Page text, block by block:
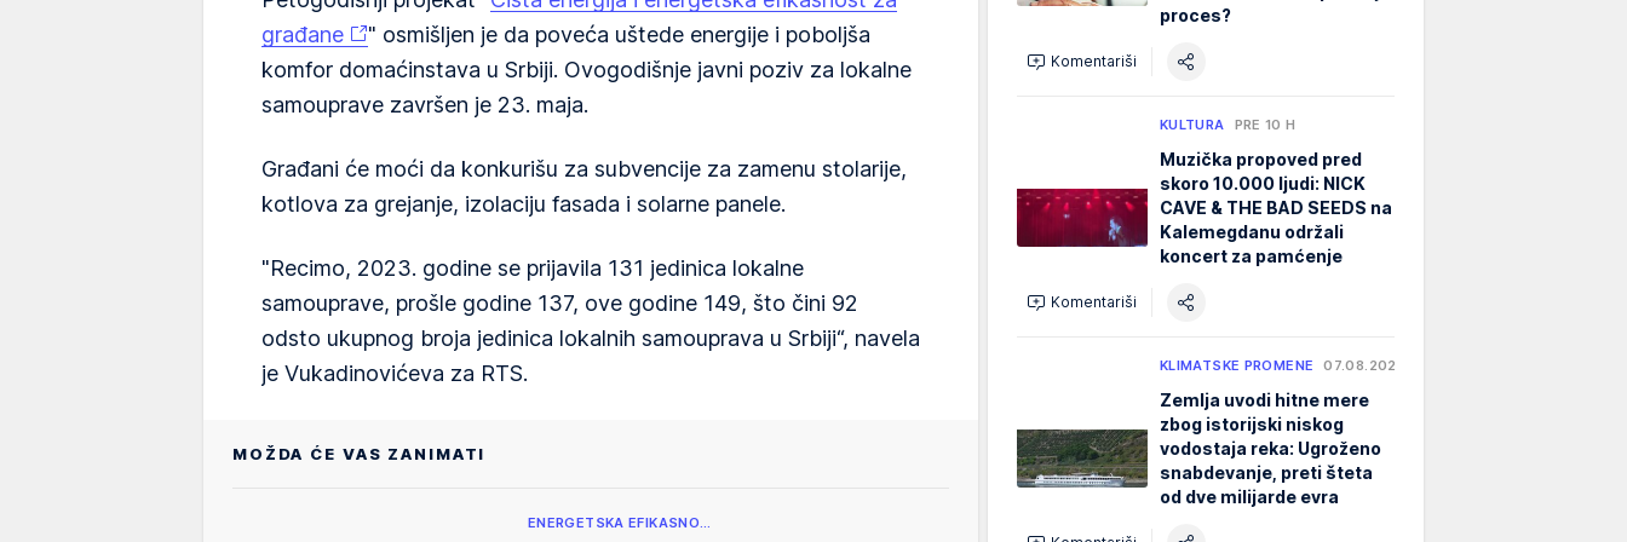
građane
" osmišljen je da poveća uštede energije i poboljša
komfor domaćinstava u Srbiji. Ovogodišnje javni poziv za lokalne
samouprave završen je 23. maja.
Građani će moći da konkurišu za subvencije za zamenu stolarije,
kotlova za grejanje, izolaciju fasada i solarne panele.
"Recimo, 2023. godine se prijavila 131 jedinica lokalne
samouprave, prošle godine 137, ove godine 149, što čini 92
odsto ukupnog broja jedinica lokalnih samouprava u Srbiji“, navela
je Vukadinovićeva za RTS.
MOŽDA ĆE VAS ZANIMATI
ENERGETSKA EFIKASNO…
proces?
Komentariši
KULTURA PRE 10 H
Muzička propoved pred
skoro 10.000 ljudi: NICK
CAVE & THE BAD SEEDS na
Kalemegdanu održali
koncert za pamćenje
Komentariši
KLIMATSKE PROMENE 07.08.2026.
Zemlja uvodi hitne mere
zbog istorijski niskog
vodostaja reka: Ugroženo
snabdevanje, preti šteta
od dve milijarde evra